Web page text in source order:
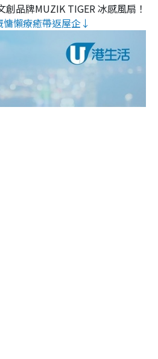
創品牌MUZIK TIGER 冰感風扇！
懶療癒帶返屋企↓